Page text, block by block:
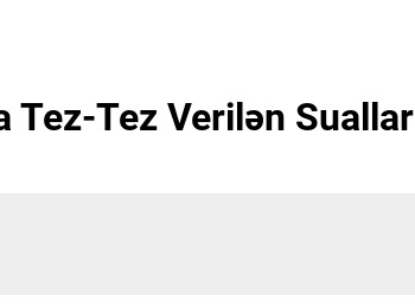
Tez-Tez Verilən Suallar